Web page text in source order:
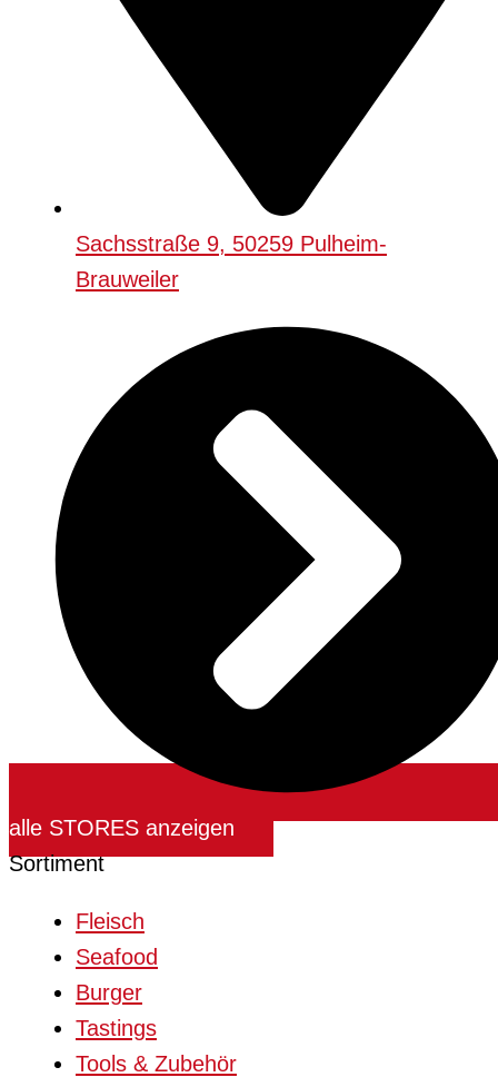
Sachsstraße 9, 50259 Pulheim-
Brauweiler
alle STORES anzeigen
Sortiment
Fleisch
Seafood
Burger
Tastings
Tools & Zubehör